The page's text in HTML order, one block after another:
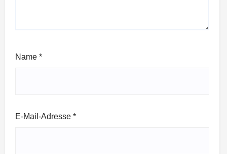
Name *
E-Mail-Adresse *